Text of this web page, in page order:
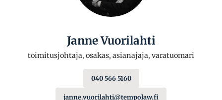
Janne Vuorilahti
toimitusjohtaja, osakas, asianajaja, varatuomari
040 566 5160
janne.vuorilahti@tempolaw.fi